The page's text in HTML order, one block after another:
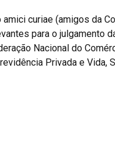
curiae (amigos da
para o julgamento
Nacional do
Privada e Vida,